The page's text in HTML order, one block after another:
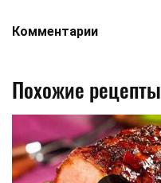
Комментарии
Похожие рецепты